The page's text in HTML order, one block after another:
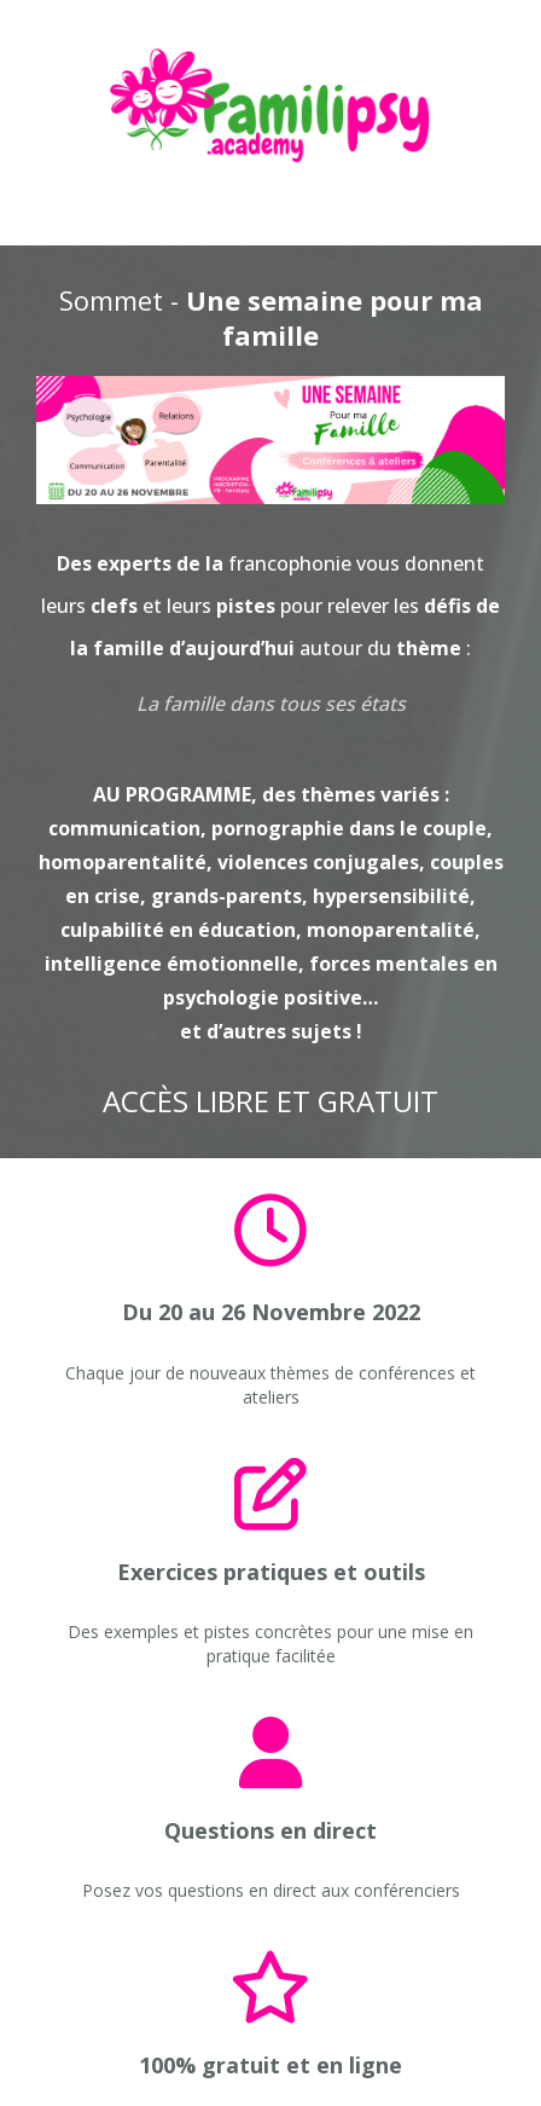
Sommet - Une semaine pour ma
famille
Des experts de la francophonie vous donnent
leurs clefs et leurs pistes pour relever les défis de
la famille d’aujourd’hui autour du thème :
La famille dans tous ses états
AU PROGRAMME, des thèmes variés :
communication, pornographie dans le couple,
homoparentalité, violences conjugales, couples
en crise, grands-parents, hypersensibilité,
culpabilité en éducation, monoparentalité,
intelligence émotionnelle, forces mentales en
psychologie positive…
et d’autres sujets !
ACCÈS LIBRE ET GRATUIT
Du 20 au 26 Novembre 2022
Chaque jour de nouveaux thèmes de conférences et
ateliers
Exercices pratiques et outils
Des exemples et pistes concrètes pour une mise en
pratique facilitée
Questions en direct
Posez vos questions en direct aux conférenciers
100% gratuit et en ligne